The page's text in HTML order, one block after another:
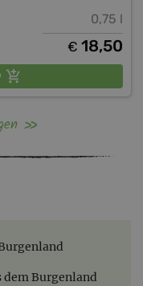
0,75 l
€ 18,50
dem Burgenland